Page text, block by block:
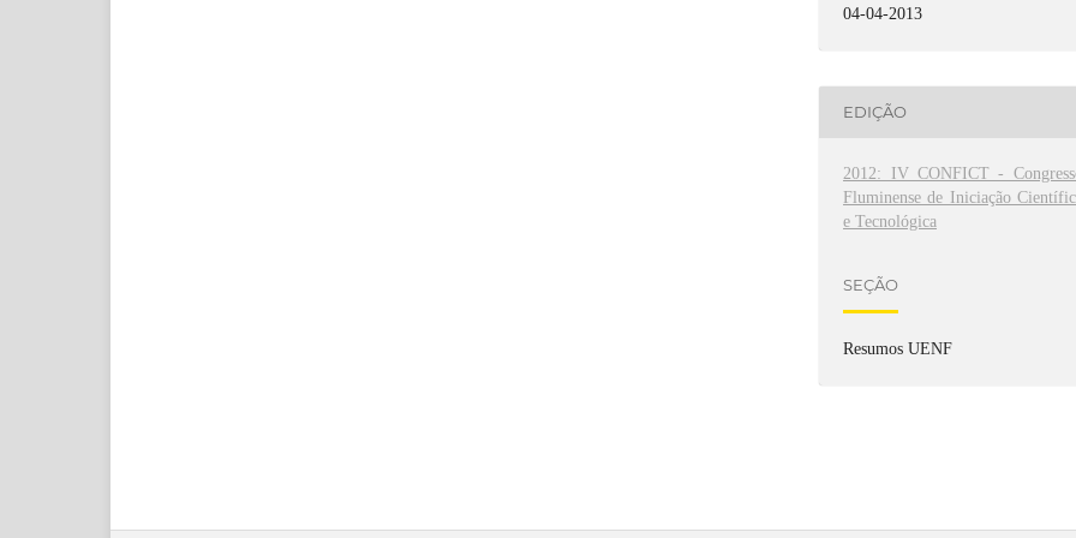
04-04-2013
EDIÇÃO
2012: IV CONFICT -
Fluminense de Iniciação
e Tecnológica
SEÇÃO
Resumos UENF